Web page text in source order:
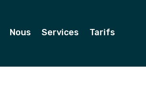
Nous Services Tarifs